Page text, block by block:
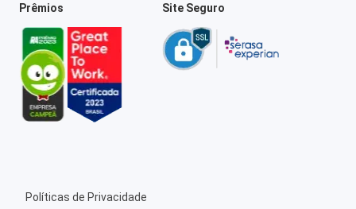
Prêmios Site Seguro
Políticas de Privacidade